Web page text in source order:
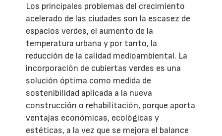
Los principales problemas del crecimiento
acelerado de las ciudades son la escasez de
espacios verdes, el aumento de la
temperatura urbana y por tanto, la
reducción de la calidad medioambiental. La
incorporación de cubiertas verdes es una
solución óptima como medida de
sostenibilidad aplicada a la nueva
construcción o rehabilitación, porque aporta
ventajas económicas, ecológicas y
estéticas, a la vez que se mejora el balance